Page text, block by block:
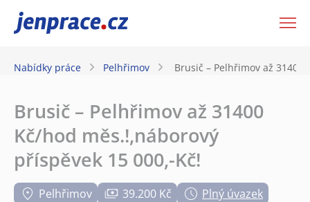
JenPráce.cz
Nabídky práce Pelhřimov Brusič – Pelhřimov až
Brusič – Pelhřimov až 31400
Kč/hod měs.!,náborový
příspěvek 15 000,-Kč!
Pelhřimov 39.200 Kč Plný úvazek